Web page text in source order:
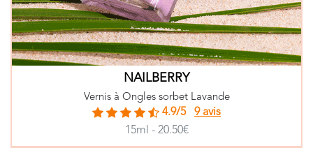
NAILBERRY
Vernis à Ongles sorbet Lavande
4.9/5
9 avis
15ml - 20.50€